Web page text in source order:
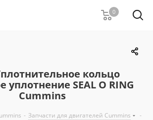
0
кольцо
уплотнение SEAL O RING
Cummins
- Запчасти для двигателей Cummins
-